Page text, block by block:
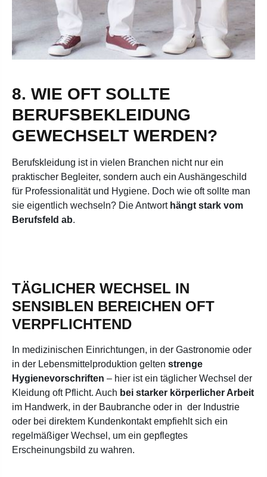
8. WIE OFT SOLLTE
BERUFSBEKLEIDUNG
GEWECHSELT WERDEN?
Berufskleidung ist in vielen Branchen nicht nur ein
praktischer Begleiter, sondern auch ein Aushängeschild
für Professionalität und Hygiene. Doch wie oft sollte man
sie eigentlich wechseln? Die Antwort hängt stark vom
Berufsfeld ab.
TÄGLICHER WECHSEL IN
SENSIBLEN BEREICHEN OFT
VERPFLICHTEND
In medizinischen Einrichtungen, in der Gastronomie oder
in der Lebensmittelproduktion gelten strenge
Hygienevorschriften – hier ist ein täglicher Wechsel der
Kleidung oft Pflicht. Auch bei starker körperlicher Arbeit
im Handwerk, in der Baubranche oder in der Industrie
oder bei direktem Kundenkontakt empfiehlt sich ein
regelmäßiger Wechsel, um ein gepflegtes
Erscheinungsbild zu wahren.